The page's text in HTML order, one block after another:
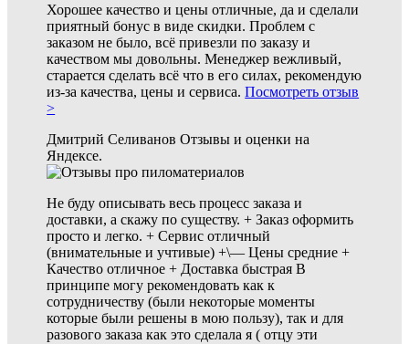
Хорошее качество и цены отличные, да и сделали
приятный бонус в виде скидки. Проблем с
заказом не было, всё привезли по заказу и
качеством мы довольны. Менеджер вежливый,
старается сделать всё что в его силах, рекомендую
из-за качества, цены и сервиса.Посмотреть отзыв
>
Дмитрий СеливановОтзывы и оценки на
Яндексе.
Не буду описывать весь процесс заказа и
доставки, а скажу по существу. + Заказ оформить
просто и легко. + Сервис отличный
(внимательные и учтивые) +\— Цены средние +
Качество отличное + Доставка быстрая В
принципе могу рекомендовать как к
сотрудничеству (были некоторые моменты
которые были решены в мою пользу), так и для
разового заказа как это сделала я ( отцу эти